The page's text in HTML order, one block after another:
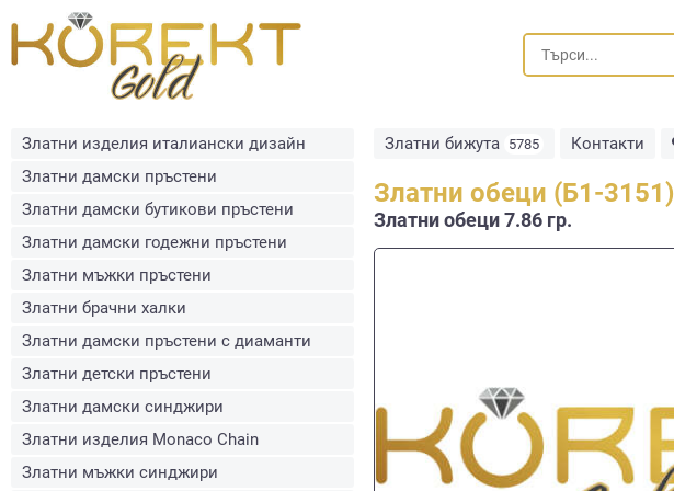
Златни изделия италиански дизайн
Златни дамски пръстени
Златни дамски бутикови пръстени
Златни дамски годежни пръстени
Златни мъжки пръстени
Златни брачни халки
Златни дамски пръстени с диаманти
Златни детски пръстени
Златни дамски синджири
Златни изделия Monaco Chain
Златни мъжки синджири
Златни бижута 5785 Контакти
Златни обеци (Б1-3151)
Златни обеци 7.86 гр.